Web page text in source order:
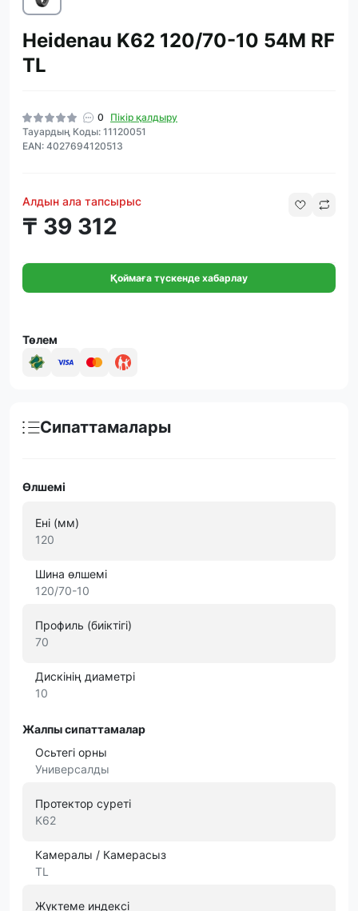
Heidenau K62 120/70-10 54M RF
TL
0
Пікір қалдыру
Тауардың Коды: 11120051
EAN: 4027694120513
Алдын ала тапсырыс
₸ 39 312
Қоймаға түскенде хабарлау
Төлем
Сипаттамалары
Өлшемі
Ені (мм)
120
Шина өлшемі
120/70-10
Профиль (биіктігі)
70
Дискінің диаметрі
10
Жалпы сипаттамалар
Осьтегі орны
Универсалды
Протектор суреті
K62
Камералы / Камерасыз
TL
Жүктеме индексі